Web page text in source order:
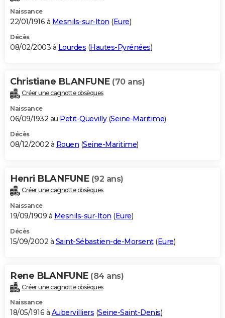
Naissance
22/01/1916 à Mesnils-sur-Iton (Eure)
Décès
08/02/2003 à Lourdes (Hautes-Pyrénées)
Christiane BLANFUNE (70 ans)
Créer une cagnotte obsèques
Naissance
06/09/1932 au Petit-Quevilly(Seine-Maritime)
Décès
08/12/2002 à Rouen (Seine-Maritime)
Henri BLANFUNE (92 ans)
Créer une cagnotte obsèques
Naissance
19/09/1909 à Mesnils-sur-Iton (Eure)
Décès
15/09/2002 à Saint-Sébastien-de-Morsent(Eure)
Rene BLANFUNE (84 ans)
Créer une cagnotte obsèques
Naissance
18/05/1916 à Aubervilliers (Seine-Saint-Denis)